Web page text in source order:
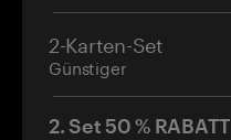
2-Karten-Set
Günstiger
2. Set 50 % RABATT